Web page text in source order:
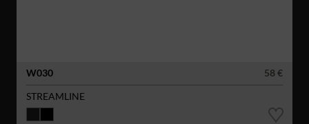
W030
58 €
STREAMLINE